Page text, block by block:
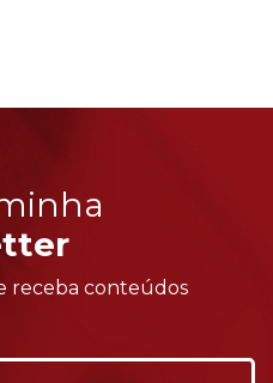
receba conteúdos